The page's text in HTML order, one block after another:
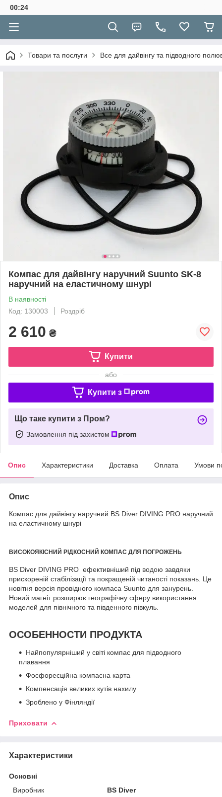
00:24
Товари та послуги Все для дайвінгу та підводного
Компас для дайвінгу наручний Suunto SK-8
наручний на еластичному шнурі
В наявності
Код: 130003
Роздріб
2 610 ₴
Купити
або
Купити з
Що таке купити з Пром?
Замовлення під захистом
Опис Характеристики Доставка Оплата Умови
Опис
Компас для дайвінгу наручний BS Diver DIVING PRO наручний
на еластичному шнурі
ВИСОКОЯКІСНИЙ РІДКОСНИЙ КОМПАС ДЛЯ ПОГРОЖЕНЬ
BS Diver DIVING PRO ефективніший під водою завдяки
прискореній стабілізації та покращеній читаності показань. Це
новітня версія провідного компаса Suunto для занурень.
Новий магніт розширює географічну сферу використання
моделей для північного та південного півкуль.
ОСОБЕННОСТИ ПРОДУКТА
Найпопулярніший у світі компас для підводного
плавання
Фосфоресційна компасна карта
Компенсація великих кутів нахилу
Зроблено у Фінляндії
Приховати
Характеристики
Основні
Виробник
BS Diver